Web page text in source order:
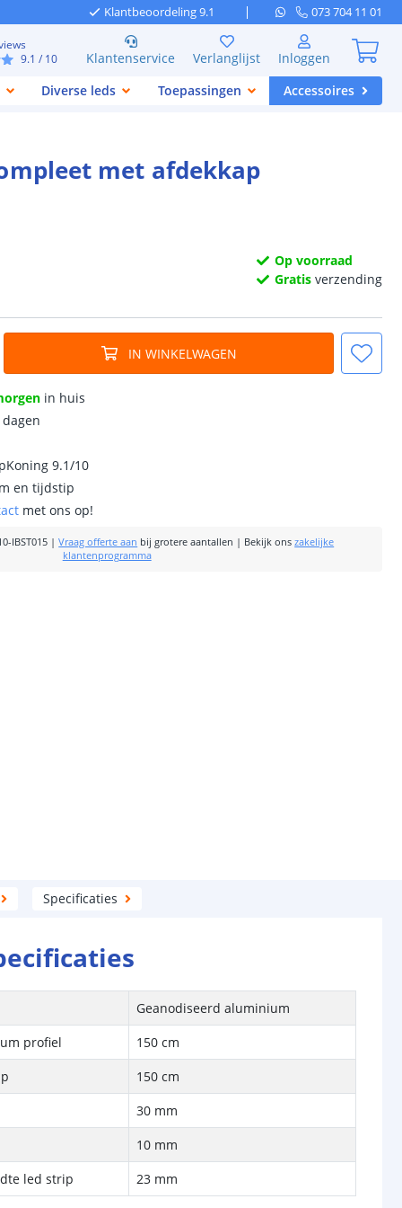
Klantbeoordeling 9.1 073 704 11 01
9.1 / 10 Klantenservice Verlanglijst
Inloggen
Diverse leds Toepassingen Accessoires
met afdekkap
Op voorraad
Gratis verzending
IN WINKELWAGEN
in huis
9.1/10
en tijdstip
met ons op!
IBST015 |Vraag offerte aan bij grotere aantallen | Bekijk ons zakelijke
klantenprogramma
Specificaties
Geanodiseerd aluminium
profiel
150 cm
150 cm
30 mm
10 mm
led strip
23 mm